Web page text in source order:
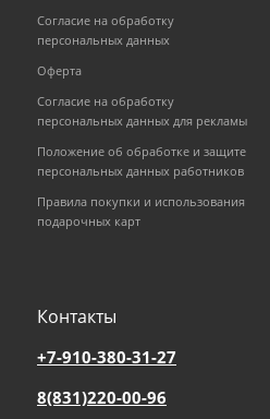
Согласие на обработку
персональных данных
Оферта
Согласие на обработку
персональных данных для рекламы
Положение об обработке и защите
персональных данных работников
Правила покупки и использования
подарочных карт
Контакты
+7-910-380-31-27
8(831)220-00-96